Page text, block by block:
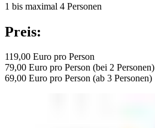
1 bis maximal 4 Personen
Preis:
119,00 Euro pro Person
79,00 Euro pro Person (bei 2 Personen)
69,00 Euro pro Person (ab 3 Personen)